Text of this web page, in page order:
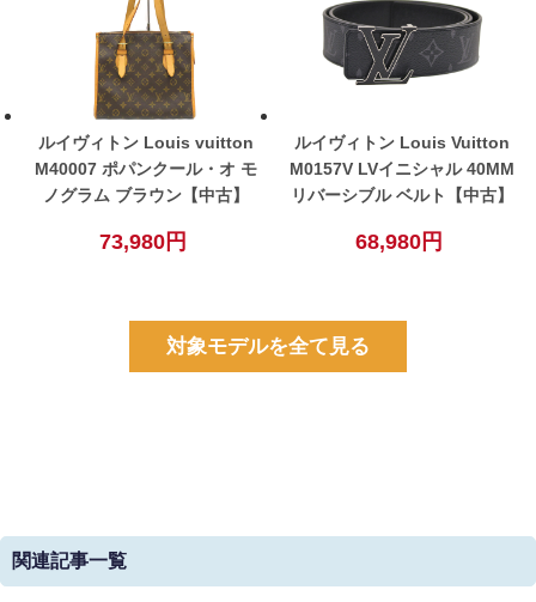
ルイヴィトン Louis vuitton
M40007 ポパンクール・オ モ
ノグラム ブラウン【中古】
73,980円
ルイヴィトン Louis Vuitton
M0157V LVイニシャル 40MM
リバーシブル ベルト【中古】
68,980円
対象モデルを全て見る
関連記事一覧